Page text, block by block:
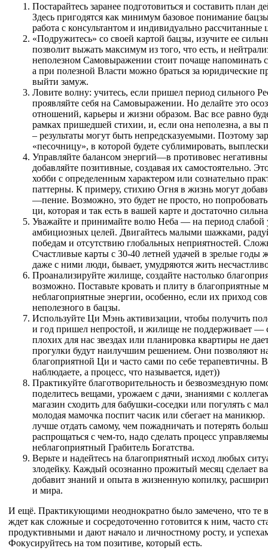
Постарайтесь заранее подготовиться и составить план
Здесь пригодятся как минимум базовое понимание
работа с консультантом и индивидуально рассчитанные
«Подружитесь» со своей картой бацзы, изучите ее
позволит выжать максимум из того, что есть, и
неполезном Самовыражении стоит почаще напоминать
а при полезной Власти можно браться за юридические
выйти замуж.
Ловите волну: учитесь, если пришел период сильного
проявляйте себя на Самовыражении. Но делайте это
отношений, карьеры и жизни образом. Вас все равно
рамках пришедшей стихии, и, если она неполезна, а вы
– результаты могут быть непредсказуемыми. Поэтому
«песочницу», в которой будете сублимировать,
Управляйте балансом энергий—в противовес
добавляйте позитивные, создавая их самостоятельно.
хобби с определенным характером или сознательно
паттерны. К примеру, стихию Огня в жизнь могут
—пение. Возможно, это будет не просто, но
ци, которая и так есть в вашей карте и достаточно
Уважайте и принимайте волю Неба — на период слабой
амбициозных целей. Двигайтесь малыми шажками,
победам и отсутствию глобальных неприятностей.
Счастливые карты с 30-40 летней удачей в зрелые
даже с ними люди, бывает, умудряются жить
Проанализируйте жилище, создайте настолько
возможно. Поставьте кровать и плиту в благоприятные
неблагоприятные энергии, особенно, если их приход
неполезного в бацзы.
Используйте Ци Мэнь активизации, чтобы получить
и год пришел непростой, и жилище не поддерживает —
плохих для нас звездах или планировка квартиры не
прогулки будут наилучшим решением. Они позволяют
благоприятной Ци и часто сами по себе терапевтичны.
наблюдаете, а процесс, что называется, идет))
Практикуйте благотворительность и безвозмездную
поделитесь вещами, урожаем с дачи, знаниями с
магазин сходить для бабушки-соседки или погулять с
молодая мамочка поспит часик или сбегает на маникюр.
лучше отдать самому, чем пожадничать и потерять
распрощаться с чем-то, надо сделать процесс
неблагоприятный Грабитель Богатства.
Верьте и надейтесь на благоприятный исход любых
злодейку. Каждый осознанно прожитый месяц сделает
добавит знаний и опыта в жизненную копилку,
и мира.
И ещё. Практикующими неоднократно было замечено, что те
ждет как сложные и сосредоточенно готовится к ним, часто
продуктивными и дают начало и личностному росту, и
Фокусируйтесь на том позитиве, который есть.